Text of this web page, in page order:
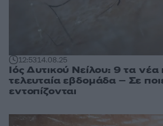
12:5314.08.25
Ιός Δυτικού Νείλου: 9 τα
τελευταία εβδομάδα – Σε
εντοπίζονται